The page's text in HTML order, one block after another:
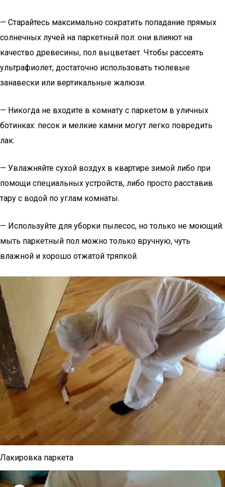
— Старайтесь максимально сократить попадание прямых
солнечных лучей на паркетный пол: они влияют на
качество древесины, пол выцветает. Чтобы рассеять
ультрафиолет, достаточно использовать тюлевые
занавески или вертикальные жалюзи.
— Никогда не входите в комнату с паркетом в уличных
ботинках: песок и мелкие камни могут легко повредить
лак.
— Увлажняйте сухой воздух в квартире зимой либо при
помощи специальных устройств, либо просто расставив
тару с водой по углам комнаты.
— Используйте для уборки пылесос, но только не моющий:
мыть паркетный пол можно только вручную, чуть
влажной и хорошо отжатой тряпкой.
Лакировка паркета